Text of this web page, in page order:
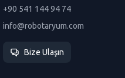
+90 541 144 94 74
info@robotaryum.com
Bize Ulaşın